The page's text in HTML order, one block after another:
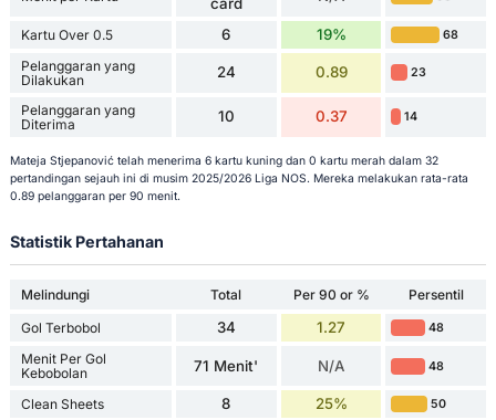
Kartu Over 0.5 6 19% 68
Pelanggaran yang
Dilakukan
24 0.89 23
Pelanggaran yang
Diterima
10 0.37 14
Mateja Stjepanović telah menerima 6 kartu kuning dan 0 kartu merah dalam 32
pertandingan sejauh ini di musim 2025/2026 Liga NOS. Mereka melakukan rata-rata
0.89 pelanggaran per 90 menit.
Statistik Pertahanan
Melindungi Total Per 90 or %
Persentil
Gol Terbobol
34 1.27 48
Menit Per Gol
Kebobolan
71 Menit' N/A 48
Clean Sheets 8 25% 50